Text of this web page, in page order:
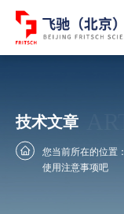
技术文章
您当前所在的位置：
使用注意事项吧